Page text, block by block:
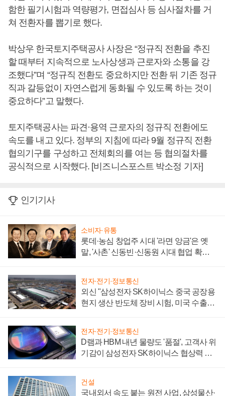
함한 필기시험과 역량평가, 면접심사 등 심사절차를 거
쳐 전환자를 뽑기로 했다.
박상우 한국토지주택공사 사장은 “정규직 전환을 추진
할 때부터 지속적으로 노사상생과 근로자와 소통을 강
조했다”며 “정규직 전환도 중요하지만 전환 뒤 기존 정규
직과 갈등없이 자연스럽게 동화될 수 있도록 하는 것이
중요하다”고 말했다.
토지주택공사는 파견·용역 근로자의 정규직 전환에도
속도를 내고 있다. 정부의 지침에 따라 9월 정규직 전환
협의기구를 구성하고 전체회의를 여는 등 협의절차를
공식적으로 시작했다. [비즈니스포스트 박소정 기자]
인기기사
소비자·유통
롯데·농심 창업주 시대 '라면 앙금'은 옛
말, '사촌' 신동빈·신동원 시대 협업 확대
전자·전기·정보통신
외신 "삼성전자 SK하이닉스 중국 공장용
현지 생산 반도체 장비 시험, 미국 수출통
전자·전기·정보통신
D램과 HBM 내년 물량도 '품절', 고객사 위
기감이 삼성전자 SK하이닉스 협상력 더
건설
국내외서 속도 붙는 원전 사업, 삼성물산·